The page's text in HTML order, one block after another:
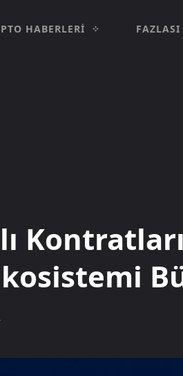
HABERLERI FAZLASI